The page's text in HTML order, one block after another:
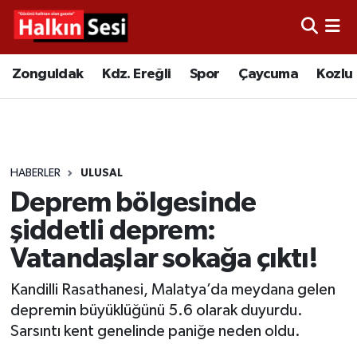
Zonguldak Kdz. Ereğli Spor Çaycuma Kozlu
HABERLER ULUSAL
Deprem bölgesinde
şiddetli deprem:
Vatandaşlar sokağa çıktı!
Kandilli Rasathanesi, Malatya’da meydana gelen
depremin büyüklüğünü 5.6 olarak duyurdu.
Sarsıntı kent genelinde paniğe neden oldu.
Video
Çaycuma
Alaplı
Asayiş
Bartın
Merkez Hava Durumu
Tüm Manşetler
Son Dakika Haberleri
Haber Arşivi